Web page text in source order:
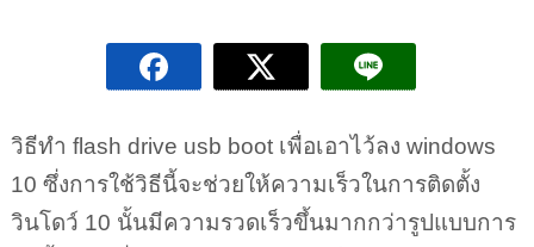
วิธีทำ flash drive usb boot เพื่อเอาไว้ลง windows
10 ซึ่งการใช้วิธีนี้จะช่วยให้ความเร็วในการติดตั้ง
วินโดว์ 10 นั้นมีความรวดเร็วขึ้นมากกว่ารูปแบบการ